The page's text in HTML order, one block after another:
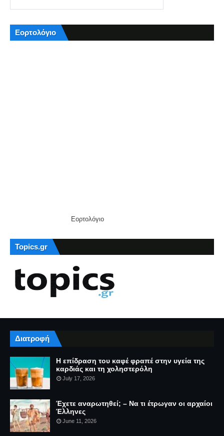
Εορτολόγιο
Εορτολόγιο
Topics.gr
Διατροφή
Η επίδραση του καφέ φραπέ στην υγεία της
καρδιάς και τη χοληστερόλη
July 17, 2026
Έχετε αναρωτηθεί; – Να τι έτρωγαν οι αρχαίοι
Έλληνες
June 11, 2026